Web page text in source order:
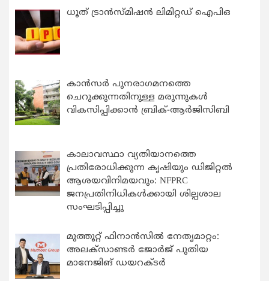
ധൂത് ട്രാൻസ്മിഷൻ ലിമിറ്റഡ് ഐപിഒ
കാന്‍സര്‍ പുനരാഗമനത്തെ
ചെറുക്കുന്നതിനുള്ള മരുന്നുകള്‍
വികസിപ്പിക്കാന്‍ ബ്രിക്-ആര്‍ജിസിബി
കാലാവസ്ഥാ വ്യതിയാനത്തെ
പ്രതിരോധിക്കുന്ന കൃഷിയും ഡിജിറ്റൽ
ആശയവിനിമയവും: NFPRC
ജനപ്രതിനിധികൾക്കായി ശില്പശാല
സംഘടിപ്പിച്ചു
മുത്തൂറ്റ് ഫിനാൻസിൽ നേതൃമാറ്റം:
അലക്സാണ്ടർ ജോർജ് പുതിയ
മാനേജിങ് ഡയറക്ടർ